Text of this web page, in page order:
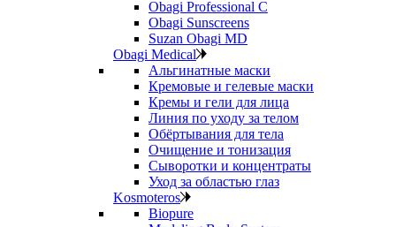
Obagi Professional C
Obagi Sunscreens
Suzan Obagi MD
Obagi Medical
Альгинатные маски
Кремовые и гелевые маски
Кремы и гели для лица
Линия по уходу за телом
Обёртывания для тела
Очищение и тонизация
Сыворотки и концентраты
Уход за областью глаз
Kosmoteros
Biopure